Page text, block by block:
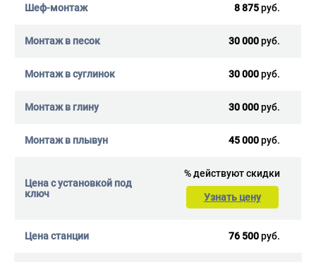
8 875руб.
30 000руб.
30 000руб.
30 000руб.
45 000руб.
%действуют скидки
Узнать цену
76 500руб.